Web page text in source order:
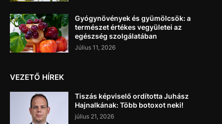
Gyógynövények és gyümölcsök: a
természet értékes vegyületei az
egészség szolgálatában
Július 11, 2026
VEZETŐ HÍREK
Tiszás képviselő ordította Juhász
Hajnalkának: Több botoxot neki!
július 21, 2026